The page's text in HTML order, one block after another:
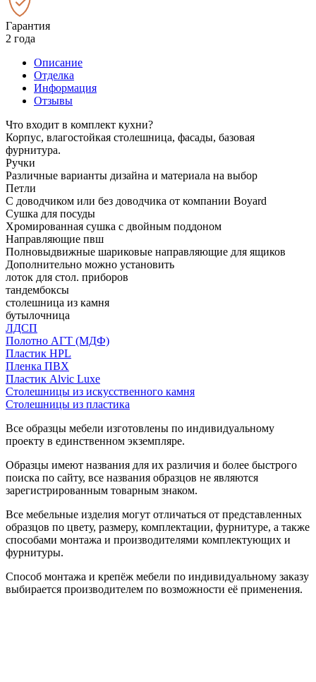
Гарантия
2 года
Описание
Отделка
Информация
Отзывы
Что входит в комплект кухни?
Корпус, влагостойкая столешница, фасады, базовая
фурнитура.
Ручки
Различные варианты дизайна и материала на выбор
Петли
С доводчиком или без доводчика от компании Boyard
Сушка для посуды
Хромированная сушка с двойным поддоном
Направляющие пвш
Полновыдвижные шариковые направляющие для ящиков
Дополнительно можно установить
лоток для стол. приборов
тандембоксы
столешница из камня
бутылочница
ЛДСП
Полотно АГТ (МДФ)
Пластик HPL
Пленка ПВХ
Пластик Alvic Luxe
Столешницы из искусственного камня
Столешницы из пластика
Все образцы мебели изготовлены по индивидуальному
проекту в единственном экземпляре.
Образцы имеют названия для их различия и более быстрого
поиска по сайту, все названия образцов не являются
зарегистрированным товарным знаком.
Все мебельные изделия могут отличаться от представленных
образцов по цвету, размеру, комплектации, фурнитуре, а также
способами монтажа и производителями комплектующих и
фурнитуры.
Способ монтажа и крепёж мебели по индивидуальному заказу
выбирается производителем по возможности её применения.